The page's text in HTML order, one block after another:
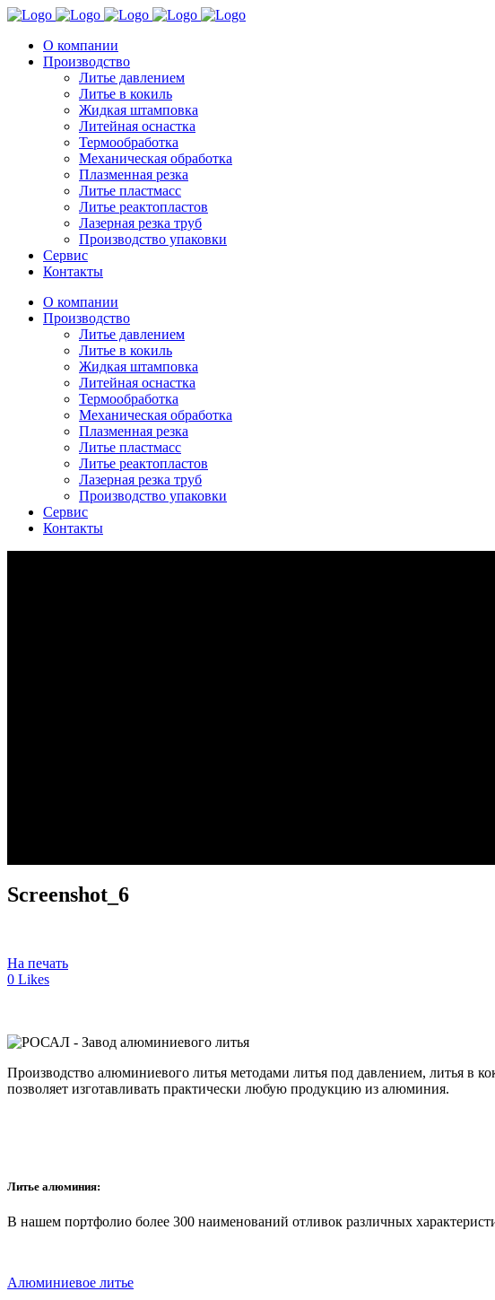
О компании
Производство
Литье давлением
Литье в кокиль
Жидкая штамповка
Литейная оснастка
Термообработка
Механическая обработка
Плазменная резка
Литье пластмасс
Литье реактопластов
Лазерная резка труб
Производство упаковки
Сервис
Контакты
О компании
Производство
Литье давлением
Литье в кокиль
Жидкая штамповка
Литейная оснастка
Термообработка
Механическая обработка
Плазменная резка
Литье пластмасс
Литье реактопластов
Лазерная резка труб
Производство упаковки
Сервис
Контакты
Screenshot_6
На печать
0 Likes
Производство алюминиевого литья методами литья под давлением, литья в
позволяет изготавливать практически любую продукцию из алюминия.
Литье алюминия:
В нашем портфолио более 300 наименований отливок различных
Алюминиевое литье